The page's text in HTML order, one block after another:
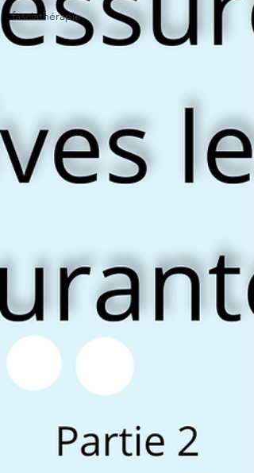
fasciathérapie